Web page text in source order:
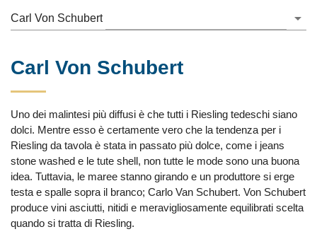
Carl Von Schubert
Carl Von Schubert
Uno dei malintesi più diffusi è che tutti i Riesling tedeschi siano
dolci. Mentre esso è certamente vero che la tendenza per i
Riesling da tavola è stata in passato più dolce, come i jeans
stone washed e le tute shell, non tutte le mode sono una buona
idea. Tuttavia, le maree stanno girando e un produttore si erge
testa e spalle sopra il branco; Carlo Van Schubert. Von Schubert
produce vini asciutti, nitidi e meravigliosamente equilibrati scelta
quando si tratta di Riesling.